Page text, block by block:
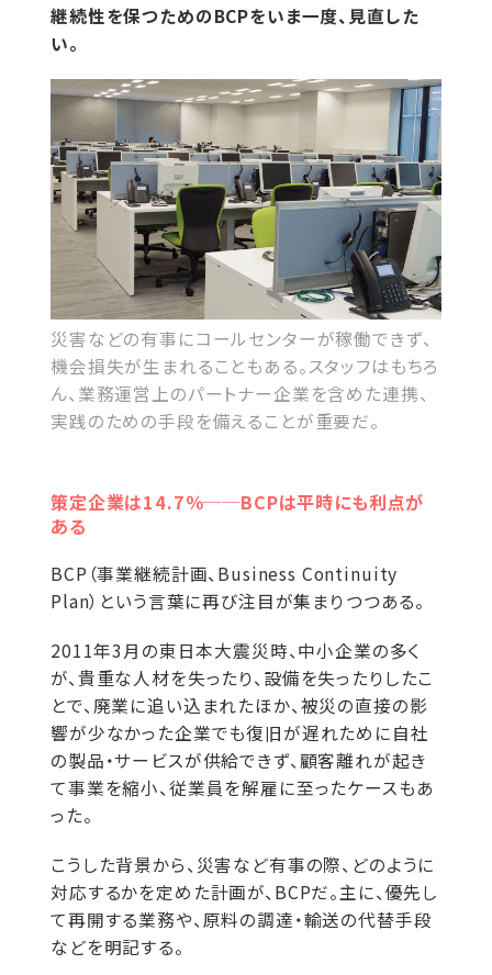
継続性を保つためのBCPをいま一度、見直した
い。
災害などの有事にコールセンターが稼働できず、
機会損失が生まれることもある。スタッフはもちろ
ん、業務運営上のパートナー企業を含めた連携、
実践のための手段を備えることが重要だ。
策定企業は14.7％──BCPは平時にも利点が
ある
BCP（事業継続計画、Business Continuity
Plan）という言葉に再び注目が集まりつつある。
2011年3月の東日本大震災時、中小企業の多く
が、貴重な人材を失ったり、設備を失ったりしたこ
とで、廃業に追い込まれたほか、被災の直接の影
響が少なかった企業でも復旧が遅れために自社
の製品・サービスが供給できず、顧客離れが起き
て事業を縮小、従業員を解雇に至ったケースもあ
った。
こうした背景から、災害など有事の際、どのように
対応するかを定めた計画が、BCPだ。主に、優先し
て再開する業務や、原料の調達・輸送の代替手段
などを明記する。